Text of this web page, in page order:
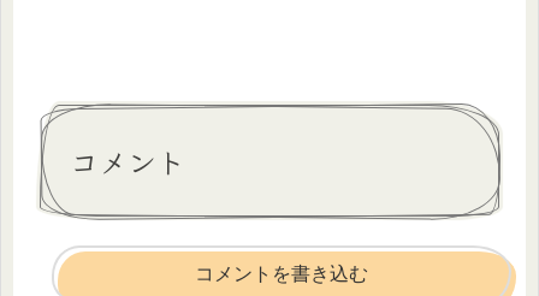
コメント
コメントを書き込む